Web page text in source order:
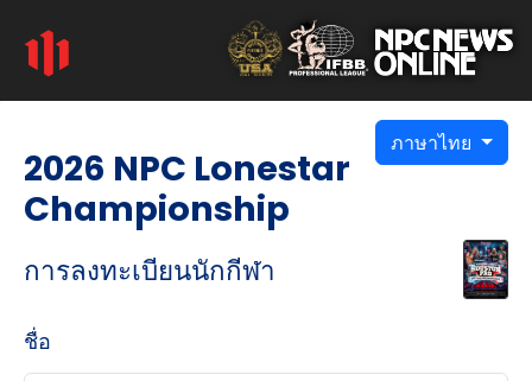
ภาษาไทย
2026 NPC Lonestar
Championship
การลงทะเบียนนักกีฬา
ชื่อ